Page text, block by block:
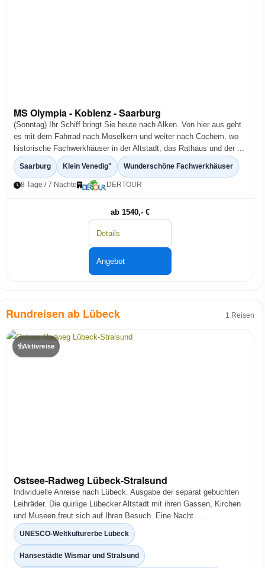
MS Olympia - Koblenz - Saarburg
(Sonntag) Ihr Schiff bringt Sie heute nach Alken. Von hier aus geht
es mit dem Fahrrad nach Moselkern und weiter nach Cochem, wo
historische Fachwerkhäuser in der Altstadt, das Rathaus und der ...
Saarburg Klein Venedig" Wunderschöne Fachwerkhäuser
8 Tage / 7 Nächte DERTOUR
ab 1540,- €
Details
Angebot
Rundreisen ab Lübeck 1 Reisen
Aktivreise
Ostsee-Radweg Lübeck-Stralsund
Individuelle Anreise nach Lübeck. Ausgabe der separat gebuchten
Leihräder. Die quirlige Lübecker Altstadt mit ihren Gassen, Kirchen
und Museen freut sich auf Ihren Besuch. Eine Nacht ...
UNESCO-Weltkulturerbe Lübeck
Hansestädte Wismar und Stralsund